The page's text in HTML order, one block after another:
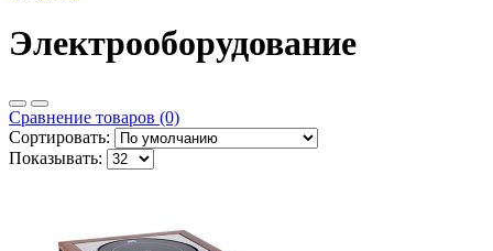
Электрооборудование
Сравнение товаров (0)
Сортировать:
Показывать: